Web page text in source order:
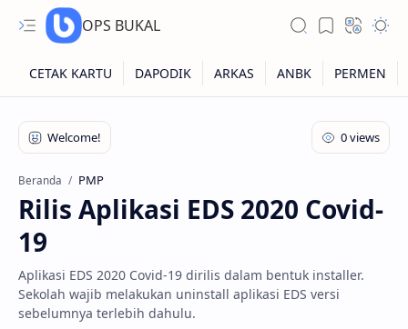
OPS BUKAL
Kartu NUPTK
Kartu NRG
Kartu NISN
Kartu NISN Massal
Beranda PMP
Rilis Aplikasi EDS 2020 Covid-
19
Aplikasi EDS 2020 Covid-19 dirilis dalam bentuk installer.
Sekolah wajib melakukan uninstall aplikasi EDS versi
sebelumnya terlebih dahulu.